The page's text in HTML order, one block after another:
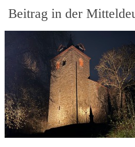
Beitrag in der